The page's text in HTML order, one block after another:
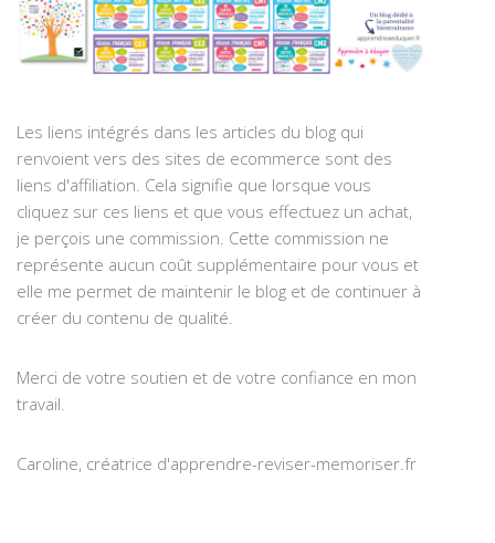
Les liens intégrés dans les articles du blog qui
renvoient vers des sites de ecommerce sont des
liens d'affiliation. Cela signifie que lorsque vous
cliquez sur ces liens et que vous effectuez un achat,
je perçois une commission. Cette commission ne
représente aucun coût supplémentaire pour vous et
elle me permet de maintenir le blog et de continuer à
créer du contenu de qualité.
Merci de votre soutien et de votre confiance en mon
travail.
Caroline, créatrice d'apprendre-reviser-memoriser.fr